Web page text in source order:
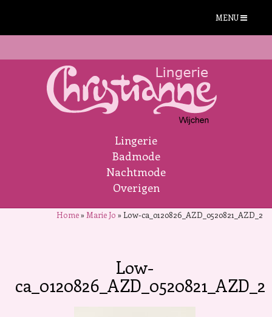
MENU
Lingerie
Badmode
Nachtmode
Overigen
Home» Marie Jo »Low-ca_0120826_AZD_0520821_AZD_2
Low-
ca_0120826_AZD_0520821_AZD_2